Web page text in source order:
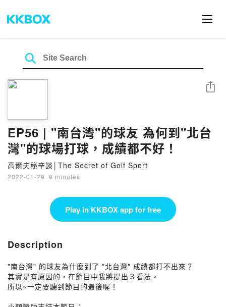
EP56 | "南台灣"的球友 為何到"北台
灣"的球場打球，成績都不好！
高爾夫秘辛談│The Secret of Golf Sport
2022-01-29 · 9 minutes
Share
Play in KKBOX app for free
Description
"南台灣" 的球友為什麼到了 "北台灣" 成績都打不出來？
其實是有原因的，在節目中我將提出３看法。
所以~一定要聽到節目的最後喔！